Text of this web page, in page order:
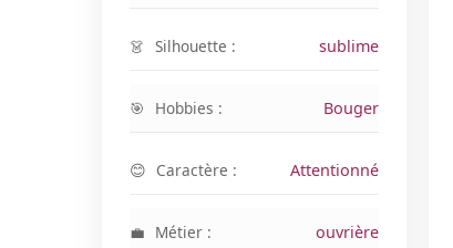
Silhouette : sublime
Hobbies : Bouger
Caractère : Attentionné
Métier : ouvrière